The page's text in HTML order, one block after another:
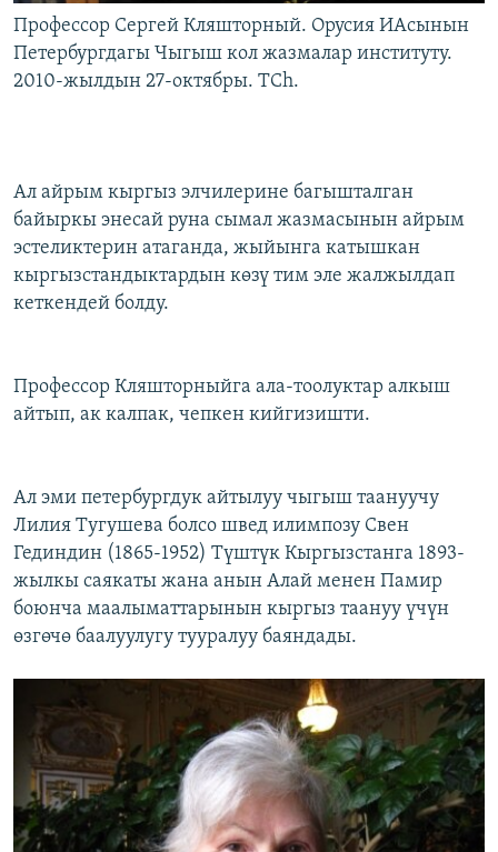
Профессор Сергей Кляшторный. Орусия ИАсынын
Петербургдагы Чыгыш кол жазмалар институту.
2010-жылдын 27-октябры. TCh.
Ал айрым кыргыз элчилерине багышталган
байыркы энесай руна сымал жазмасынын айрым
эстеликтерин атаганда, жыйынга катышкан
кыргызстандыктардын көзү тим эле жалжылдап
кеткендей болду.
Профессор Кляшторныйга ала-тоолуктар алкыш
айтып, ак калпак, чепкен кийгизишти.
Ал эми петербургдук айтылуу чыгыш таануучу
Лилия Тугушева болсо швед илимпозу Свен
Гединдин (1865-1952) Түштүк Кыргызстанга 1893-
жылкы саякаты жана анын Алай менен Памир
боюнча маалыматтарынын кыргыз таануу үчүн
өзгөчө баалуулугу тууралуу баяндады.